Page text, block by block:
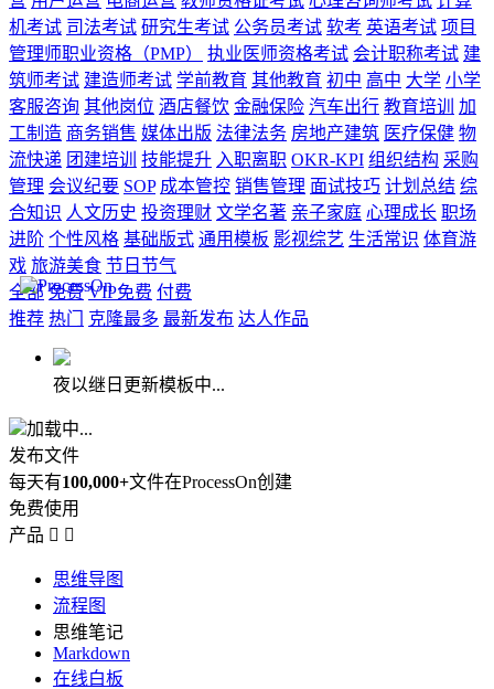
机考试 司法考试 研究生考试 公务员考试 软考 英语考试 项目
管理师职业资格（PMP）
执业医师资格考试 会计职称考试 建
筑师考试 建造师考试 学前教育 其他教育 初中 高中 大学 小学
客服咨询 其他岗位 酒店餐饮 金融保险 汽车出行 教育培训
加
工制造 商务销售 媒体出版 法律法务 房地产建筑 医疗保健 物
流快递 团建培训 技能提升 入职离职 OKR-KPI 组织结构 采购
管理 会议纪要 SOP 成本管控 销售管理 面试技巧 计划总结 综
合知识 人文历史 投资理财 文学名著 亲子家庭 心理成长 职场
进阶 个性风格 基础版式 通用模板 影视综艺 生活常识 体育游
戏 旅游美食 节日节气
全部 免费 VIP免费 付费
推荐 热门 克隆最多 最新发布 达人作品
夜以继日更新模板中...
加载中...
发布文件
每天有100,000+文件在ProcessOn创建
免费使用
产品  
思维导图
流程图
思维笔记
Markdown
在线白板